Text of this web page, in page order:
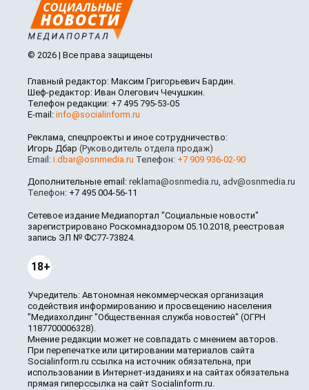
© 2026 | Все права защищены
Главный редактор: Максим Григорьевич Бардин.
Шеф-редактор: Иван Олегович Чечушкин.
Телефон редакции: +7 495 795-53-05
E-mail: info@socialinform.ru
Реклама, спецпроекты и иное сотрудничество:
Игорь Дбар (Руководитель отдела продаж)
Email: i.dbar@osnmedia.ru Телефон: +7 909 936-02-90
Дополнительные email: reklama@osnmedia.ru, adv@osnmedia.ru
Телефон: +7 495 004-56-11
Сетевое издание Медиапортал "Социальные новости"
зарегистрировано Роскомнадзором 05.10.2018, реестровая
запись ЭЛ № ФС77-73824.
18+
Учредитель: Автономная некоммерческая организация
содействия информированию и просвещению населения
"Медиахолдинг "Общественная служба новостей" (ОГРН
1187700006328).
Мнение редакции может не совпадать с мнением авторов.
При перепечатке или цитировании материалов сайта
Socialinform.ru ссылка на источник обязательна, при
использовании в Интернет-изданиях и на сайтах обязательна
прямая гиперссылка на сайт Socialinform.ru.